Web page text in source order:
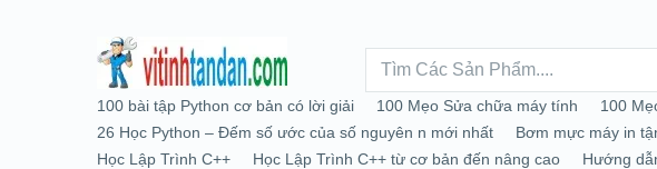
100 bài tập Python cơ bản có lời giải 100 Mẹo Sửa chữa máy tính 100
26 Học Python – Đếm số ước của số nguyên n mới nhất
Bơm mực máy in
Học Lập Trình C++
Học Lập Trình C++ từ cơ bản đến nâng cao Hướng